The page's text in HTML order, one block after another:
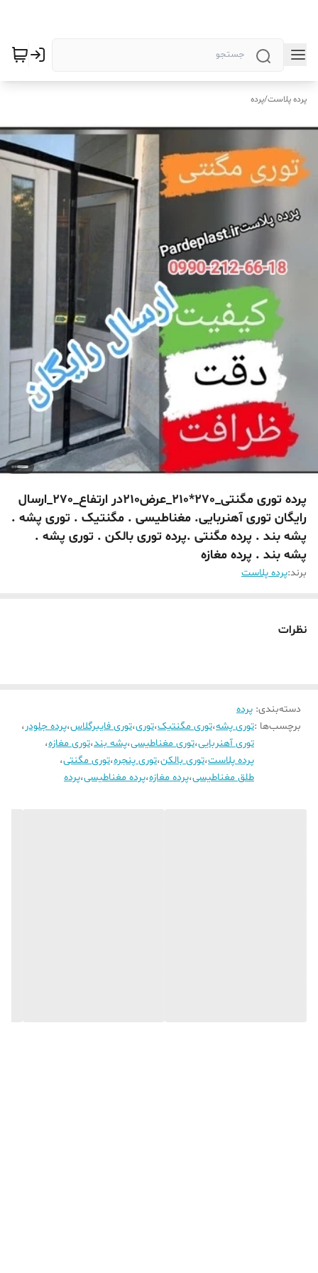
پرده پلاست/پرده
پرده توری مگنتی_270*210_عرض210در ارتفاع_270_ارسال
رایگان توری آهنربایی. مغناطیسی . مگنتیک . توری پشه .
پشه بند . پرده مگنتی .پرده توری بالکن . توری پشه .
پشه بند . پرده مغازه
برند:پرده پلاست
نظرات
دسته‌بندی: پرده
برچسب‌ها :توری پشه،توری مگنتیک،توری،توری فایبرگلاس،پرده جلودر ،
توری آهنربایی،توری مغناطیسی،پشه بند،توری مغازه،
پرده پلاست،توری بالکن،توری پنجره،توری مگنتی،
طلق مغناطیسی،پرده مغازه،پرده مغناطیسی،پرده